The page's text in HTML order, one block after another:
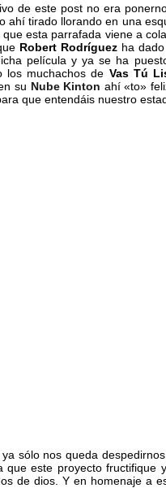
de este post no era
ahí tirado llorando en una
esta parrafada viene a
Robert Rodríguez ha
película y ya se ha
los muchachos de Vas Tú
su Nube Kinton ahí «to»
que entendáis nuestro
sólo nos queda
que este proyecto
de dios. Y en homenaje a